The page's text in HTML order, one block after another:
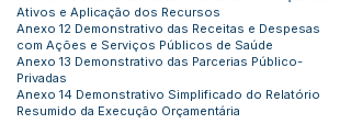
Ativos e Aplicação dos Recursos
Anexo 12 Demonstrativo das Receitas e Despesas
com Ações e Serviços Públicos de Saúde
Anexo 13 Demonstrativo das Parcerias Público-
Privadas
Anexo 14 Demonstrativo Simplificado do Relatório
Resumido da Execução Orçamentária